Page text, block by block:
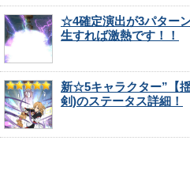
☆4確定演出が3パター
生すれば激熱です！！
新☆5キャラクター”【
剣)のステータス詳細！